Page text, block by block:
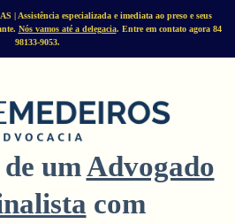
Assistência especializada e imediata ao preso e seus
Nós vamos até a delegacia. Entre em contato agora 84
98133-9053.
umAdvogado
com